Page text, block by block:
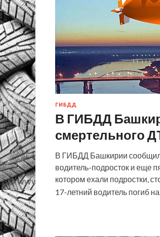
ГИБДД
В ГИБДД
смертельного
В ГИБДД Башкирии
водитель-подросток и еще
котором ехали подростки,
17-летний водитель погиб